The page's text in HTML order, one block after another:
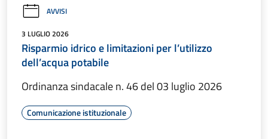
AVVISI
3 LUGLIO 2026
Risparmio idrico e limitazioni per l’utilizzo
dell’acqua potabile
Ordinanza sindacale n. 46 del 03 luglio 2026
Comunicazione istituzionale